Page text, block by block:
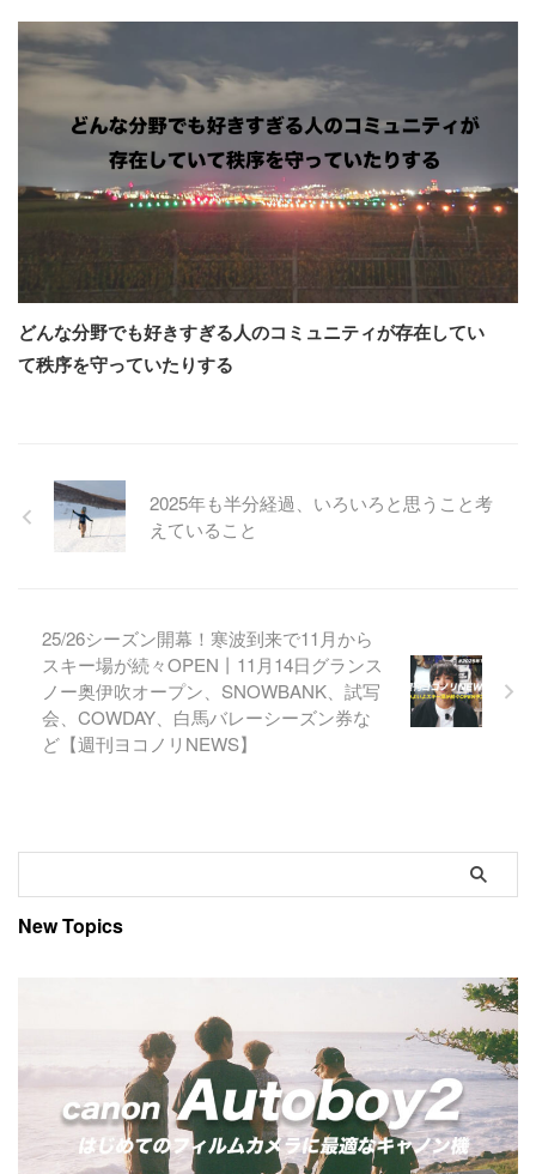
どんな分野でも好きすぎる人のコミュニティが存在してい
て秩序を守っていたりする
2025年も半分経過、いろいろと思うこと考
えていること
25/26シーズン開幕！寒波到来で11月から
スキー場が続々OPEN丨11月14日グランス
ノー奥伊吹オープン、SNOWBANK、試写
会、COWDAY、白馬バレーシーズン券な
ど【週刊ヨコノリNEWS】
New Topics